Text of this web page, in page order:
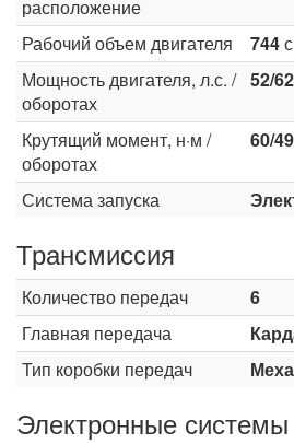
расположение
Рабочий объем двигателя
744
Мощность двигателя, л.с. /
оборотах
52/
Крутящий момент, н·м /
оборотах
60/
Система запуска
Трансмиссия
Количество передач
6
Главная передача
Тип коробки передач
Электронные системы